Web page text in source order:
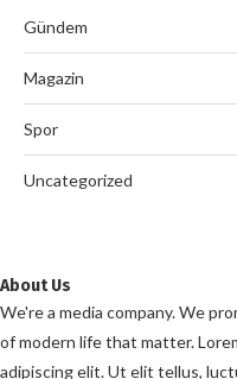
Gündem
Magazin
Spor
Uncategorized
About Us
We're a media company. We
of modern life that matter.
adipiscing elit. Ut elit tellus,